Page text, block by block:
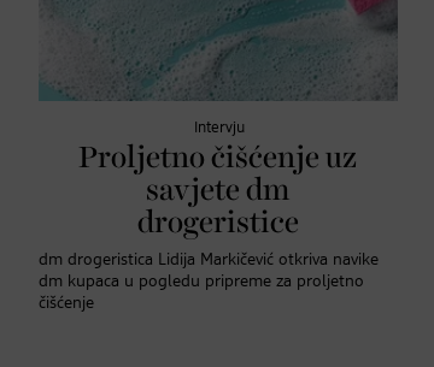
Intervju
Proljetno čišćenje uz
savjete dm
drogeristice
dm drogeristica Lidija Markičević otkriva navike
dm kupaca u pogledu pripreme za proljetno
čišćenje